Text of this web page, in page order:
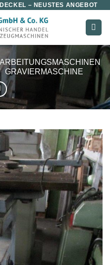
– NEUSTES ANGEBOT
GRAVIERMASCHINE